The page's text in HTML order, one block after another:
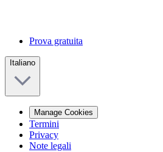
Prova gratuita
Italiano
Manage Cookies
Termini
Privacy
Note legali